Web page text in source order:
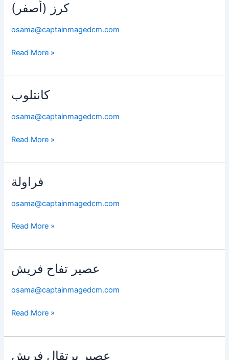
كرز (أصفر)
osama@captainmagedcm.com
كرز
(أصفر)
Read More »
كانتلوب
osama@captainmagedcm.com
كانتلوب
Read More »
فراولة
osama@captainmagedcm.com
فراولة
Read More »
عصير تفاح فريش
osama@captainmagedcm.com
عصير
تفاح
فريش
Read More »
عصير برتقال فريش
عصير